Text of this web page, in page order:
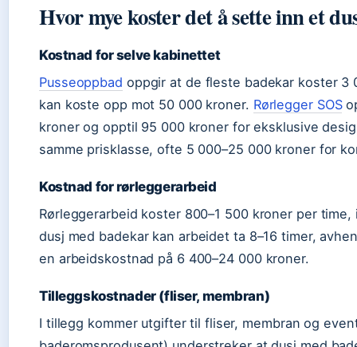
Hvor mye koster det å sette inn et
Kostnad for selve kabinettet
Pusseoppbad oppgir at de fleste badekar koster 3
kan koste opp mot 50 000 kroner. Rørlegger SOS
kroner og opptil 95 000 kroner for eksklusive
samme prisklasse, ofte 5 000–25 000 kroner for
Kostnad for rørleggerarbeid
Rørleggerarbeid koster 800–1 500 kroner per
dusj med badekar kan arbeidet ta 8–16 timer,
en arbeidskostnad på 6 400–24 000 kroner.
Tilleggskostnader (fliser, membran)
I tillegg kommer utgifter til fliser, membran og